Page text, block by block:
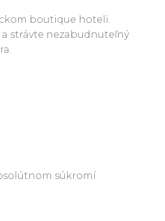
boutique hoteli.
strávte nezabudnuteľný
súkromí